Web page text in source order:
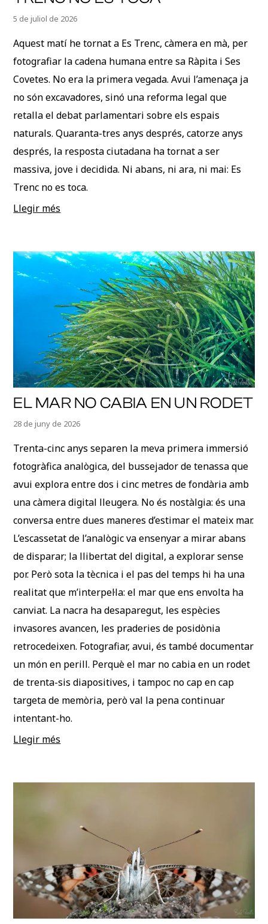
5 de juliol de 2026
Aquest matí he tornat a Es Trenc, càmera en mà, per
fotografiar la cadena humana entre sa Ràpita i Ses
Covetes. No era la primera vegada. Avui l’amenaça ja
no són excavadores, sinó una reforma legal que
retalla el debat parlamentari sobre els espais
naturals. Quaranta-tres anys després, catorze anys
després, la resposta ciutadana ha tornat a ser
massiva, jove i decidida. Ni abans, ni ara, ni mai: Es
Trenc no es toca.
Llegir més
EL MAR NO CABIA EN UN RODET
28 de juny de 2026
Trenta-cinc anys separen la meva primera immersió
fotogràfica analògica, del bussejador de tenassa que
avui explora entre dos i cinc metres de fondària amb
una càmera digital lleugera. No és nostàlgia: és una
conversa entre dues maneres d’estimar el mateix mar.
L’escassetat de l’analògic va ensenyar a mirar abans
de disparar; la llibertat del digital, a explorar sense
por. Però sota la tècnica i el pas del temps hi ha una
realitat que m’interpel·la: el mar que ens envolta ha
canviat. La nacra ha desaparegut, les espècies
invasores avancen, les praderies de posidònia
retrocedeixen. Fotografiar, avui, és també documentar
un món en perill. Perquè el mar no cabia en un rodet
de trenta-sis diapositives, i tampoc no cap en cap
targeta de memòria, però val la pena continuar
intentant-ho.
Llegir més